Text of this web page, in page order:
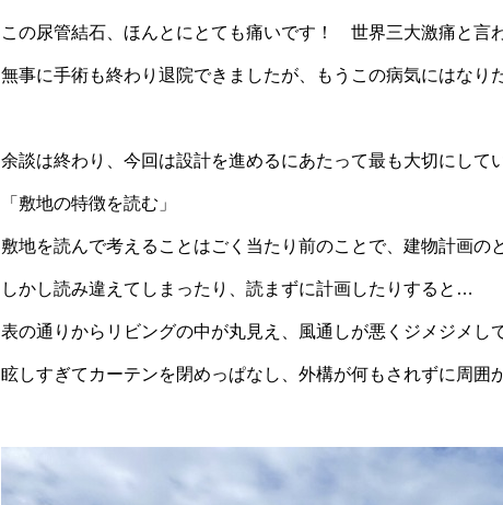
この尿管結石、ほんとにとても痛いです！ 世界三大激痛と言
無事に手術も終わり退院できましたが、もうこの病気にはなり
余談は終わり、今回は設計を進めるにあたって最も大切にして
「敷地の特徴を読む」
敷地を読んで考えることはごく当たり前のことで、建物計画の
しかし読み違えてしまったり、読まずに計画したりすると…
表の通りからリビングの中が丸見え、風通しが悪くジメジメ
眩しすぎてカーテンを閉めっぱなし、外構が何もされずに周囲